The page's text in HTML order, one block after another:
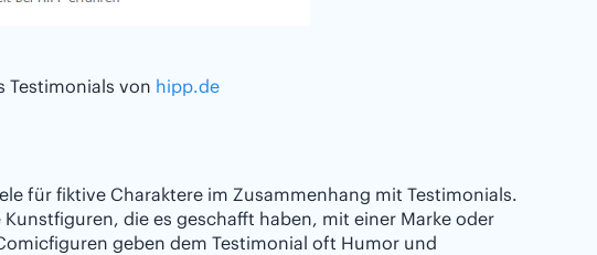
Testimonials von hipp.de
für fiktive Charaktere im Zusammenhang mit Testimonials.
die es geschafft haben, mit einer Marke oder
geben dem Testimonial oft Humor und